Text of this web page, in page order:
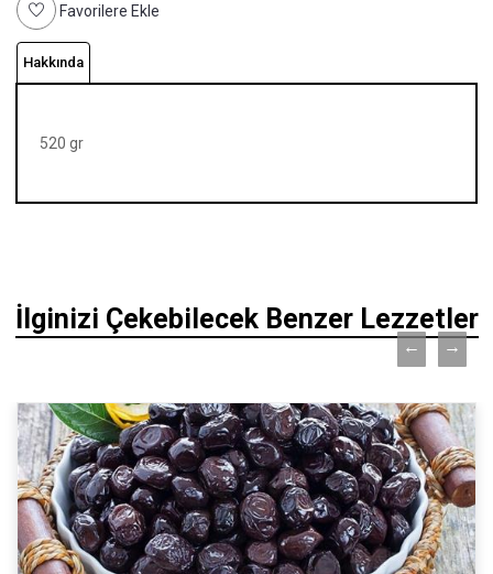
Favorilere Ekle
Hakkında
520 gr
İlginizi Çekebilecek Benzer Lezzetler